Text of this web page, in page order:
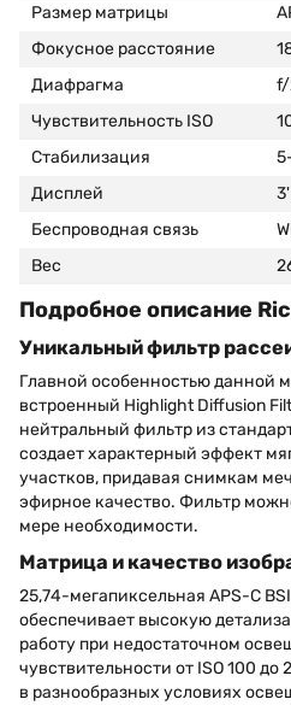
Размер матрицы
Фокусное расстояние
Диафрагма
f/
Чувствительность ISO
Стабилизация
Дисплей
Беспроводная связь
Вес
Подробное описание
Уникальный фильтр
Главной особенностью данной
встроенный Highlight Diffusion
нейтральный фильтр из
создает характерный эффект
участков, придавая снимкам
эфирное качество. Фильтр
мере необходимости.
Матрица и качество
25,74-мегапиксельная APS-C
обеспечивает высокую
работу при недостаточном
чувствительности от ISO 100
в разнообразных условиях